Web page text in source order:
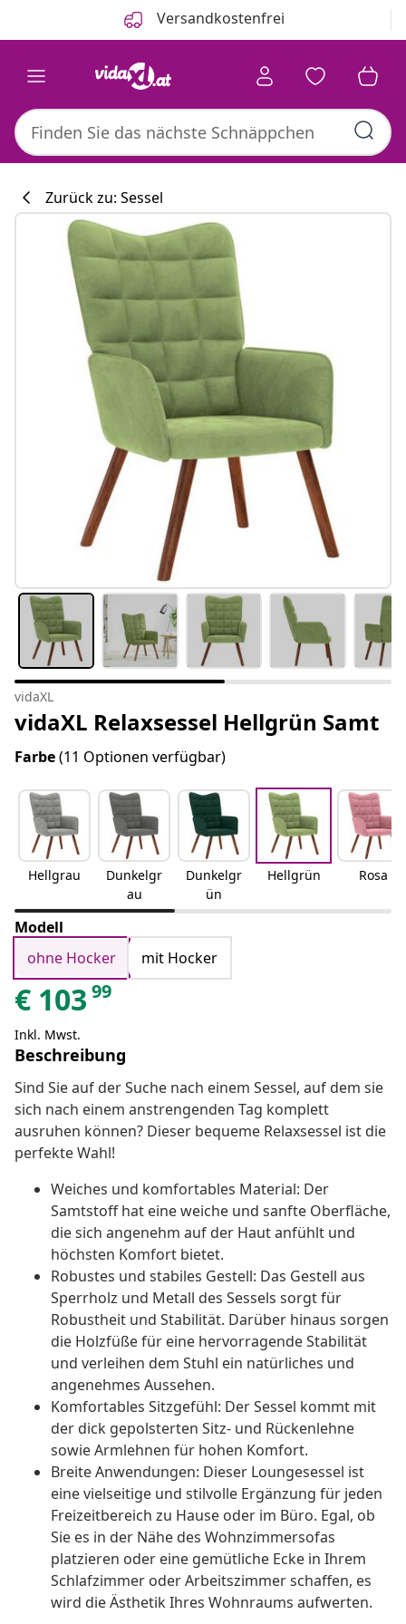
Versandkostenfrei
#sharemevidaxl
Zurück zu: Sessel
vidaXL
vidaXL Relaxsessel Hellgrün Samt
Farbe(11 Optionen verfügbar)
Hellgrau
Dunkelgr
au
Dunkelgr
ün
Hellgrün Rosa
Modell
ohne Hocker
mit Hocker
€ 103 99
Inkl. Mwst.
Beschreibung
Sind Sie auf der Suche nach einem Sessel, auf dem sie
sich nach einem anstrengenden Tag komplett
ausruhen können? Dieser bequeme Relaxsessel ist die
perfekte Wahl!
Weiches und komfortables Material: Der
Samtstoff hat eine weiche und sanfte Oberfläche,
die sich angenehm auf der Haut anfühlt und
höchsten Komfort bietet.
Robustes und stabiles Gestell: Das Gestell aus
Sperrholz und Metall des Sessels sorgt für
Robustheit und Stabilität. Darüber hinaus sorgen
die Holzfüße für eine hervorragende Stabilität
und verleihen dem Stuhl ein natürliches und
angenehmes Aussehen.
Komfortables Sitzgefühl: Der Sessel kommt mit
der dick gepolsterten Sitz- und Rückenlehne
sowie Armlehnen für hohen Komfort.
Breite Anwendungen: Dieser Loungesessel ist
eine vielseitige und stilvolle Ergänzung für jeden
Freizeitbereich zu Hause oder im Büro. Egal, ob
Sie es in der Nähe des Wohnzimmersofas
platzieren oder eine gemütliche Ecke in Ihrem
Schlafzimmer oder Arbeitszimmer schaffen, es
wird die Ästhetik Ihres Wohnraums aufwerten.